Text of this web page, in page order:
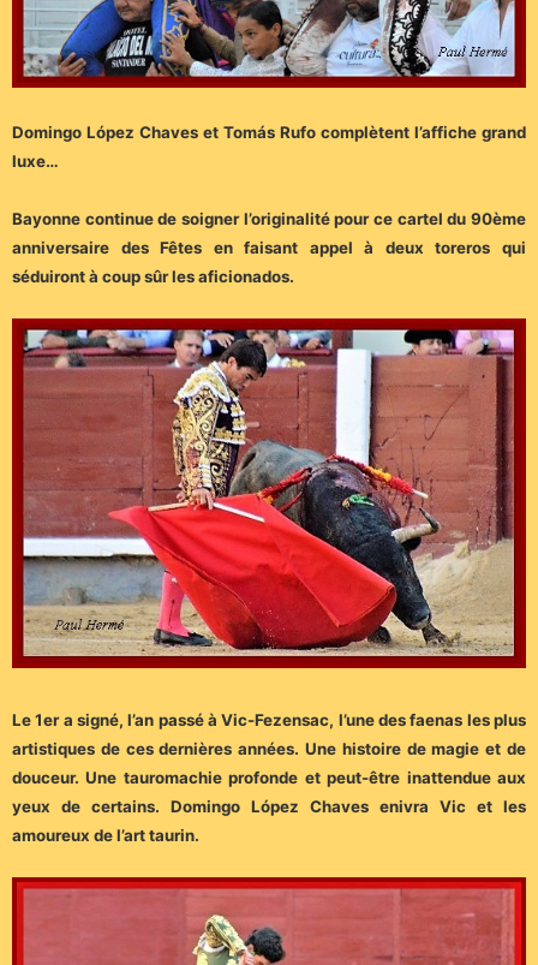
Domingo López Chaves et Tomás Rufo complètent l’affiche grand
luxe…
Bayonne continue de soigner l’originalité pour ce cartel du 90ème
anniversaire des Fêtes en faisant appel à deux toreros qui
séduiront à coup sûr les aficionados.
Le 1er a signé, l’an passé à Vic-Fezensac, l’une des faenas les plus
artistiques de ces dernières années. Une histoire de magie et de
douceur. Une tauromachie profonde et peut-être inattendue aux
yeux de certains. Domingo López Chaves enivra Vic et les
amoureux de l’art taurin.